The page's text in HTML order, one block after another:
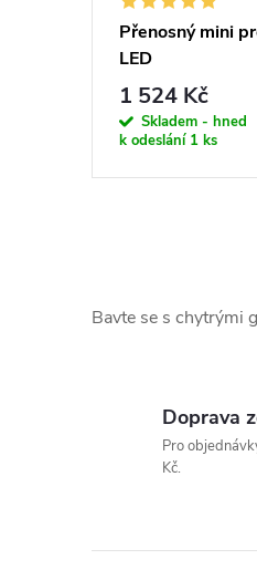
Přenosný mini
LED
1 524 Kč
Skladem - hned
k odeslání 1 ks
v
Bavte se s chytrými
Doprava
Pro
Kč.